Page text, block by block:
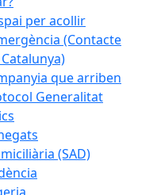
per acollir
(Contacte
que arriben
Generalitat
(SAD)